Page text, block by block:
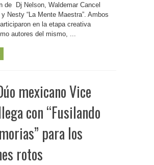
tema
con
Yandel
de Dj Nelson, Waldemar Cancel
Nesty “La Mente Maestra”. Ambos
en la etapa creativa
autores del mismo, ...
mexicano Vice
con “Fusilando
para los
rotos